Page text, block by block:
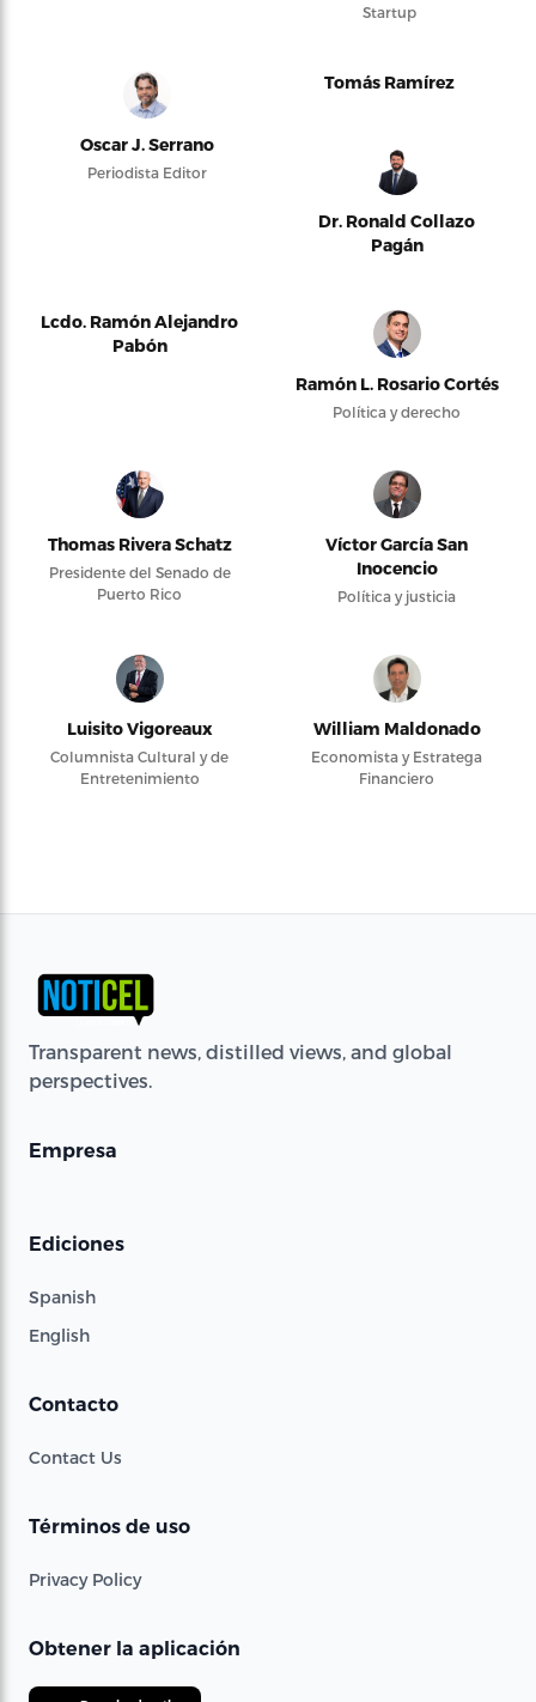
Startup
Oscar J. Serrano
Periodista Editor
Tomás Ramírez
Dr. Ronald Collazo
Pagán
Lcdo. Ramón Alejandro
Pabón
Ramón L. Rosario Cortés
Política y derecho
Thomas Rivera Schatz
Presidente del Senado de
Puerto Rico
Víctor García San
Inocencio
Política y justicia
Luisito Vigoreaux
Columnista Cultural y de
Entretenimiento
William Maldonado
Economista y Estratega
Financiero
Transparent news, distilled views, and global
perspectives.
Empresa
Ediciones
Spanish
English
Contacto
Contact Us
Términos de uso
Privacy Policy
Obtener la aplicación